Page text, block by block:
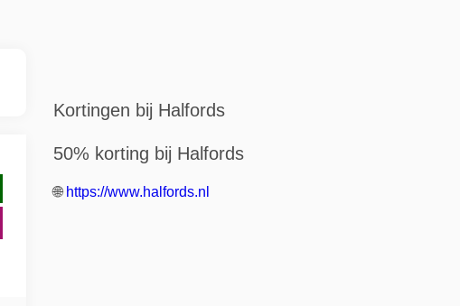
Kortingen bij Halfords
50% korting bij Halfords
🌐 https://www.halfords.nl